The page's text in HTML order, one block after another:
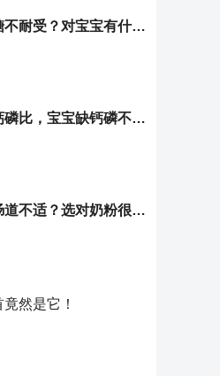
什么是乳糖不耐受？对宝宝有什么影响？
揭秘母乳钙磷比，宝宝缺钙磷不再愁
新生儿胃肠道不适？选对奶粉很重要！
然是它！